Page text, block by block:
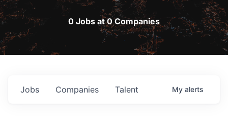
0 Jobs at 0 Companies
Jobs Companies Talent My alerts